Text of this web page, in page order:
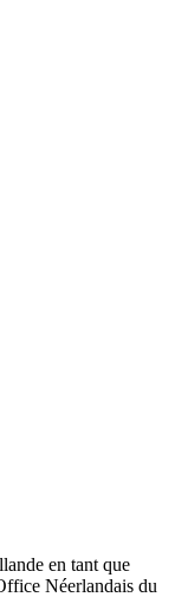
en tant que
Néerlandais du